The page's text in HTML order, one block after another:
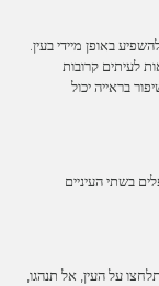
באופן מיידי בעין.
לעיתים קרובות
בראייה יכול
בשתי העיניים
על העין, אל תנהגו,